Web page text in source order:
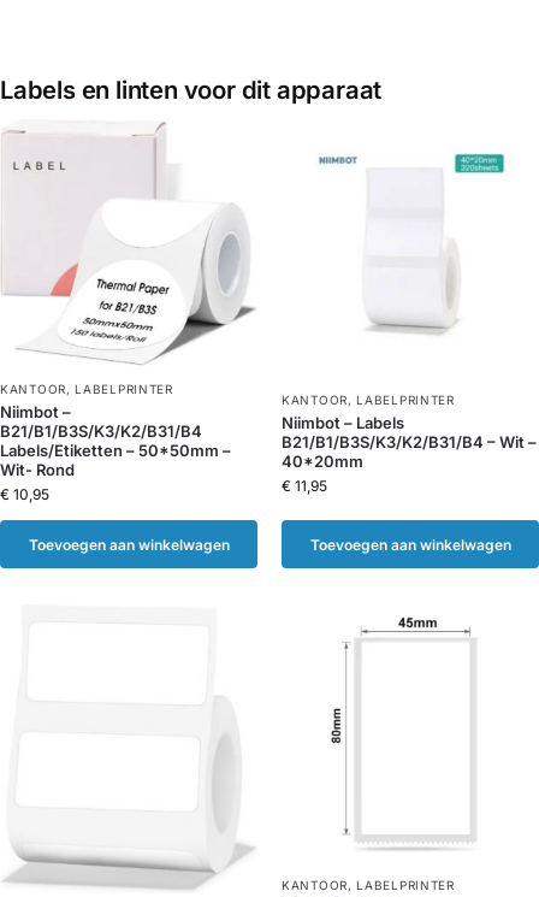
Labels en linten voor dit apparaat
KANTOOR,LABELPRINTER
Niimbot –
B21/B1/B3S/K3/K2/B31/B4
Labels/Etiketten – 50*50mm –
Wit- Rond
€ 10,95
Toevoegen aan winkelwagen
KANTOOR,LABELPRINTER
Niimbot – Labels
B21/B1/B3S/K3/K2/B31/B4 – Wit –
40*20mm
€ 11,95
Toevoegen aan winkelwagen
KANTOOR,LABELPRINTER